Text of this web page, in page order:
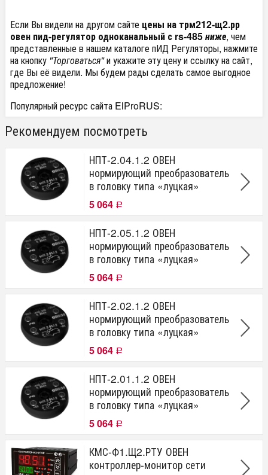
Если Вы видели на другом сайте цены на трм212-щ2.рр
овен пид-регулятор одноканальный с rs-485ниже, чем
представленные в нашем каталоге пИД Регуляторы, нажмите
на кнопку "Торговаться"и укажите эту цену и ссылку на сайт,
где Вы её видели. Мы будем рады сделать самое выгодное
предложение!
Популярный ресурс сайта ElProRUS:
Рекомендуем посмотреть
НПТ-2.04.1.2 ОВЕН
нормирующий преобразователь
в головку типа «луцкая»
5 064 Р
НПТ-2.05.1.2 ОВЕН
нормирующий преобразователь
в головку типа «луцкая»
5 064 Р
НПТ-2.02.1.2 ОВЕН
нормирующий преобразователь
в головку типа «луцкая»
5 064 Р
НПТ-2.01.1.2 ОВЕН
нормирующий преобразователь
в головку типа «луцкая»
5 064 Р
КМС-Ф1.Щ2.РТУ ОВЕН
контроллер-монитор сети